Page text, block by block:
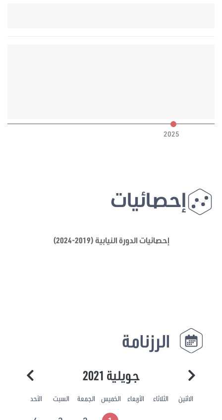
2025
إحصائيات
إحصائيات الدورة النيابية (2019-2024)
الرزنامة
جويلية 2021
الاثنين الثلاثاء الأربعاء الخميس الجمعة السبت الأحد